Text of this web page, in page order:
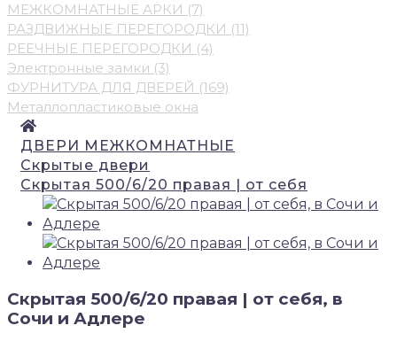
МЕЖКОМНАТНЫЕ АРКИ (7)
РАЗДВИЖНЫЕ ПЕРЕГОРОДКИ (11)
РЕЕЧНЫЕ ПЕРЕГОРОДКИ (4)
Электронные замки (3)
ФУРНИТУРА ДЛЯ ДВЕРЕЙ (169)
Металлопластиковые окна
ДВЕРИ МЕЖКОМНАТНЫЕ
Скрытые двери
Скрытая 500/6/20 правая | от себя
Скрытая 500/6/20 правая | от себя, в
Сочи и Адлере